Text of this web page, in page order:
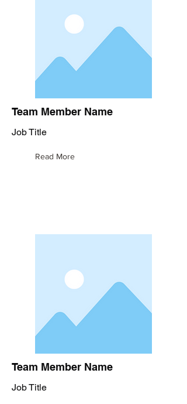
Team Member Name
Job Title
Read More
Team Member Name
Job Title